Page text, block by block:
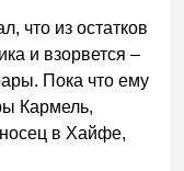
что из остатков
и взорвется –
Пока что ему
Кармель,
в Хайфе,